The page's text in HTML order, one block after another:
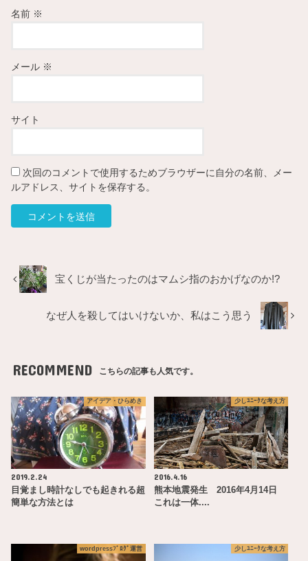
名前 ※
メール ※
サイト
次回のコメントで使用するためブラウザーに自分の名前、メー
ルアドレス、サイトを保存する。
宝くじが当たったのはマムシ指のおかげなのか!?
なぜ人を殺してはいけないか、私はこう思う
RECOMMEND こちらの記事も人気です。
アイデア・ひらめき
2019.2.24
目覚まし時計なしでも起きれる超
簡単な方法とは
少しﾕﾆｰｸな考え方
2016.4.16
熊本地震発生 2016年4月14日
これは一体....
wordpressﾌﾞﾛｸﾞ運営 少しﾕﾆｰｸな考え方